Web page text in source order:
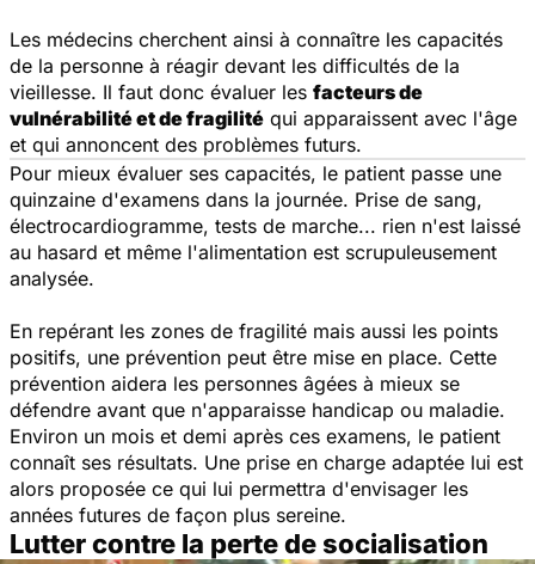
Les médecins cherchent ainsi à connaître les capacités
de la personne à réagir devant les difficultés de la
vieillesse. Il faut donc évaluer les facteurs de
vulnérabilité et de fragilité qui apparaissent avec l'âge
et qui annoncent des problèmes futurs.
Pour mieux évaluer ses capacités, le patient passe une
quinzaine d'examens dans la journée. Prise de sang,
électrocardiogramme, tests de marche... rien n'est laissé
au hasard et même l'alimentation est scrupuleusement
analysée.
En repérant les zones de fragilité mais aussi les points
positifs, une prévention peut être mise en place. Cette
prévention aidera les personnes âgées à mieux se
défendre avant que n'apparaisse handicap ou maladie.
Environ un mois et demi après ces examens, le patient
connaît ses résultats. Une prise en charge adaptée lui est
alors proposée ce qui lui permettra d'envisager les
années futures de façon plus sereine.
Lutter contre la perte de socialisation